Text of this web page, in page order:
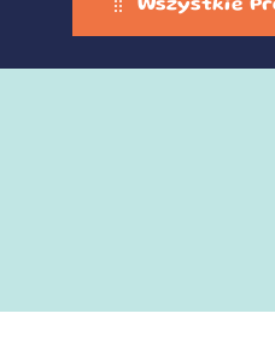
Wszystkie